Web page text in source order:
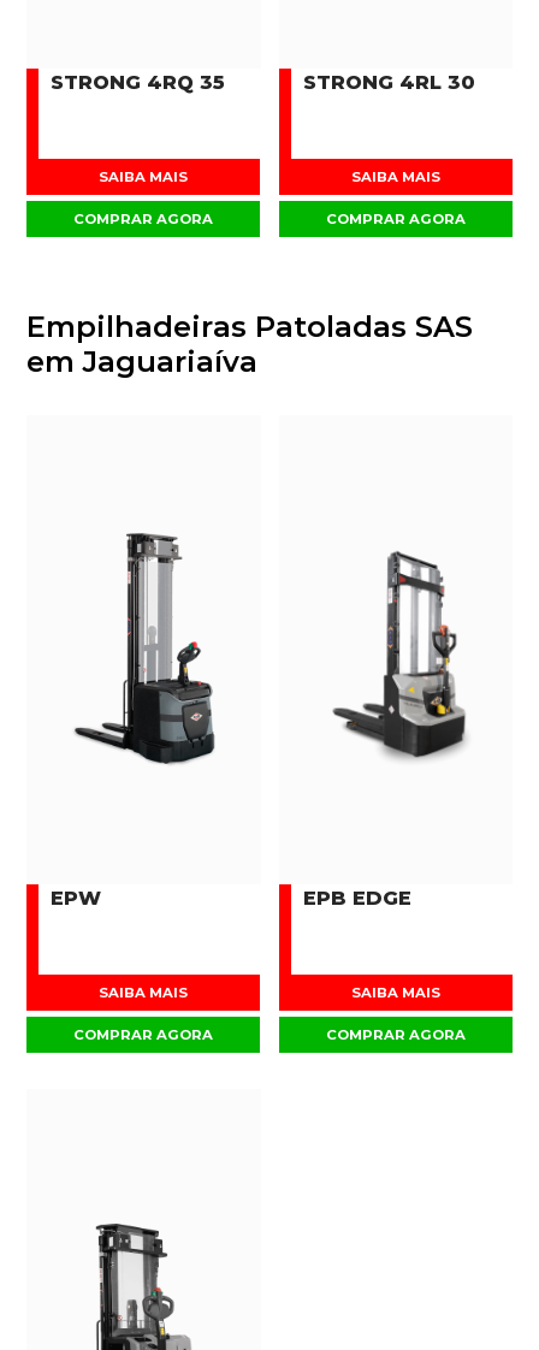
STRONG 4RQ 35
SAIBA MAIS
COMPRAR AGORA
STRONG 4RL 30
SAIBA MAIS
COMPRAR AGORA
Empilhadeiras Patoladas SAS
em Jaguariaíva
EPW
SAIBA MAIS
COMPRAR AGORA
EPB EDGE
SAIBA MAIS
COMPRAR AGORA